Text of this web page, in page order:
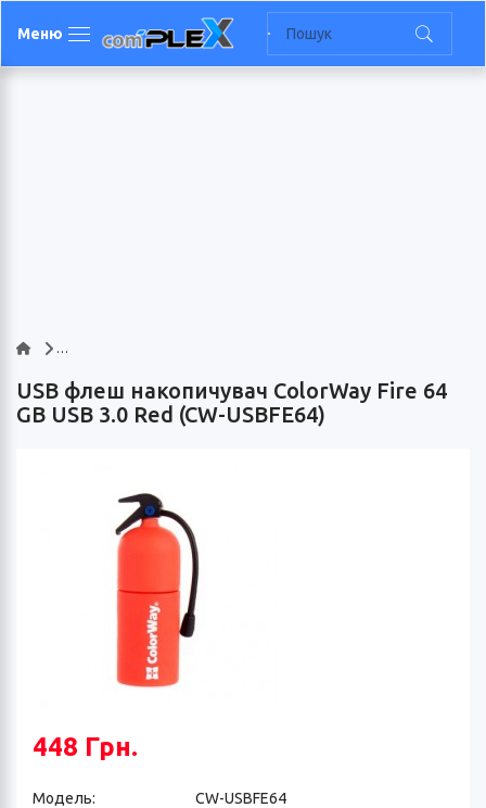
Меню
USB флеш накопичувач ColorWay Fire 64
GB USB 3.0 Red (CW-USBFE64)
448 Грн.
Модель:
CW-USBFE64